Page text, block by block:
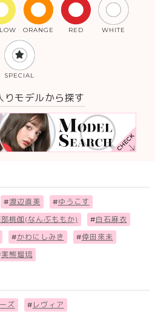
ORANGE RED WHITE
SPECIAL
りモデルから探す
#渡辺直美 #ゆうこす
部桃伽(なんぶももか) #白石麻衣
#かわにしみき #倖田來未
実熊瑠琉
ズ # レヴィア